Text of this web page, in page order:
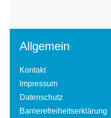
Allgemein
Kontakt
Impressum
Datenschutz
Barrierefreiheitserklärung